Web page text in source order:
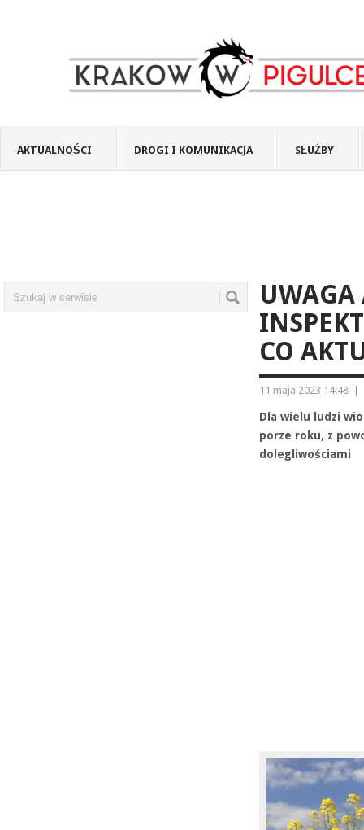
AKTUALNOŚCI DROGI I KOMUNIKACJA SŁUŻBY
UWAGA
CO
11 maja 2023 14:48
Dla wielu ludzi
porze roku, z
dolegliwościami